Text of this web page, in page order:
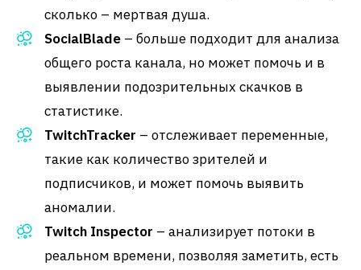
сколько – мертвая душа.
SocialBlade – больше подходит для анализа
общего роста канала, но может помочь и в
выявлении подозрительных скачков в
статистике.
TwitchTracker – отслеживает переменные,
такие как количество зрителей и
подписчиков, и может помочь выявить
аномалии.
Twitch Inspector – анализирует потоки в
реальном времени, позволяя заметить, есть